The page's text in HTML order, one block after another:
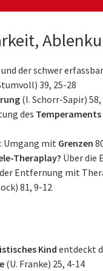
und der schwer
39, 25-28
(I. Schorr-Sapir)
des Temperaments
Umgang mitGrenzen
Theraplay? Über die
Entfernung mit
81, 9-12
Kindentdeckt
(U. Franke) 25, 4-14